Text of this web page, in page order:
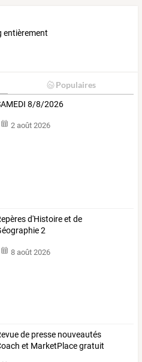
entièrement
Populaires
8/8/2026
2 août 2026
d'Histoire et de
2
8 août 2026
de presse nouveautés
et MarketPlace gratuit